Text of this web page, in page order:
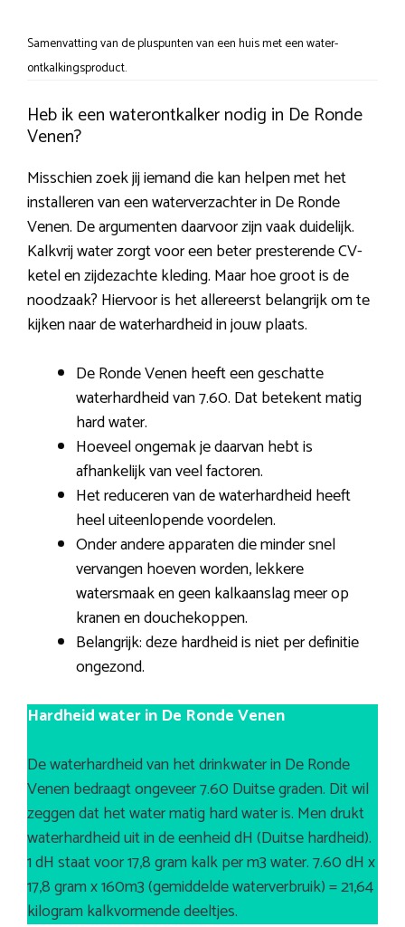
Samenvatting van de pluspunten van een huis met een water-
ontkalkingsproduct.
Heb ik een waterontkalker nodig in De Ronde
Venen?
Misschien zoek jij iemand die kan helpen met het
installeren van een waterverzachter in De Ronde
Venen. De argumenten daarvoor zijn vaak duidelijk.
Kalkvrij water zorgt voor een beter presterende CV-
ketel en zijdezachte kleding. Maar hoe groot is de
noodzaak? Hiervoor is het allereerst belangrijk om te
kijken naar de waterhardheid in jouw plaats.
De Ronde Venen heeft een geschatte
waterhardheid van 7.60. Dat betekent matig
hard water.
Hoeveel ongemak je daarvan hebt is
afhankelijk van veel factoren.
Het reduceren van de waterhardheid heeft
heel uiteenlopende voordelen.
Onder andere apparaten die minder snel
vervangen hoeven worden, lekkere
watersmaak en geen kalkaanslag meer op
kranen en douchekoppen.
Belangrijk: deze hardheid is niet per definitie
ongezond.
Hardheid water in De Ronde Venen
De waterhardheid van het drinkwater in De Ronde
Venen bedraagt ongeveer 7.60 Duitse graden. Dit wil
zeggen dat het water matig hard water is. Men drukt
waterhardheid uit in de eenheid dH (Duitse hardheid).
1 dH staat voor 17,8 gram kalk per m3 water. 7.60 dH x
17,8 gram x 160m3 (gemiddelde waterverbruik) = 21,64
kilogram kalkvormende deeltjes.